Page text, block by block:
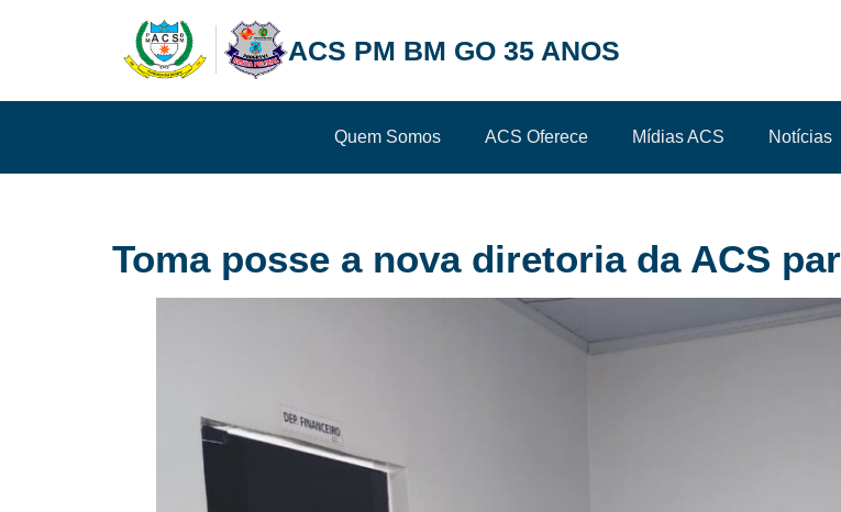
ACS PM BM GO 35 ANOS
Quem Somos ACS Oferece Mídias ACS Notícias
Toma posse a nova diretoria da ACS